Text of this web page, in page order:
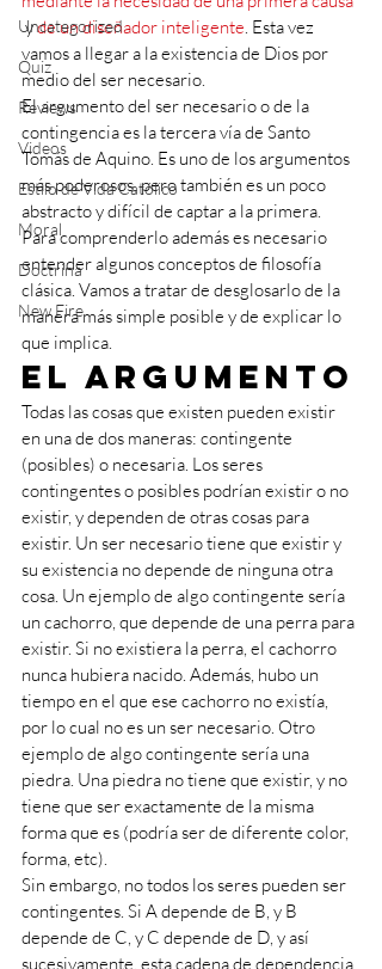
Uncategorized
Quiz
Reviews
Videos
Estilo de Vida Católico
Moral
Doctrina
New Fire
y de un diseñador inteligente. Esta vez
vamos a llegar a la existencia de Dios por
medio del ser necesario.
El argumento del ser necesario o de la
contingencia es la tercera vía de Santo
Tomás de Aquino. Es uno de los argumentos
más poderosos, pero también es un poco
abstracto y difícil de captar a la primera.
Para comprenderlo además es necesario
entender algunos conceptos de filosofía
clásica. Vamos a tratar de desglosarlo de la
manera más simple posible y de explicar lo
que implica.
El argumento
Todas las cosas que existen pueden existir
en una de dos maneras: contingente
(posibles) o necesaria. Los seres
contingentes o posibles podrían existir o no
existir, y dependen de otras cosas para
existir. Un ser necesario tiene que existir y
su existencia no depende de ninguna otra
cosa. Un ejemplo de algo contingente sería
un cachorro, que depende de una perra para
existir. Si no existiera la perra, el cachorro
nunca hubiera nacido. Además, hubo un
tiempo en el que ese cachorro no existía,
por lo cual no es un ser necesario. Otro
ejemplo de algo contingente sería una
piedra. Una piedra no tiene que existir, y no
tiene que ser exactamente de la misma
forma que es (podría ser de diferente color,
forma, etc).
Sin embargo, no todos los seres pueden ser
contingentes. Si A depende de B, y B
depende de C, y C depende de D, y así
sucesivamente, esta cadena de dependencia